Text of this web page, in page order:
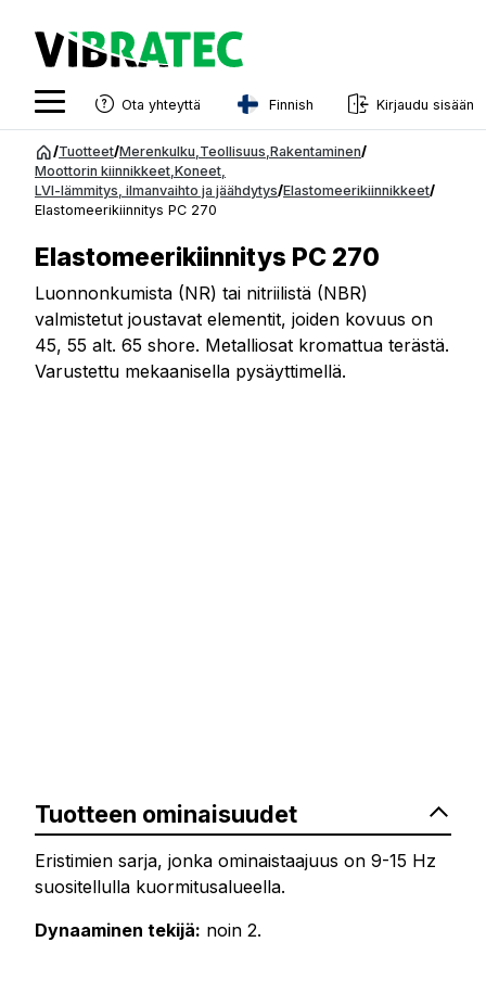
Siirry
sisältöön
Ota yhteyttä Finnish
English
Swedish
French
Estonian
Finnish
Danish
Kirjaudu sisään
/Tuotteet/Merenkulku Teollisuus Rakentaminen/
Moottorin kiinnikkeet Koneet
LVI-lämmitys, ilmanvaihto ja jäähdytys/Elastomeerikiinnikkeet/
Elastomeerikiinnitys PC 270
Elastomeerikiinnitys PC 270
Luonnonkumista (NR) tai nitriilistä (NBR)
valmistetut joustavat elementit, joiden kovuus on
45, 55 alt. 65 shore. Metalliosat kromattua terästä.
Varustettu mekaanisella pysäyttimellä.
Tuotteen ominaisuudet
Eristimien sarja, jonka ominaistaajuus on 9-15 Hz
suositellulla kuormitusalueella.
Dynaaminen tekijä: noin 2.